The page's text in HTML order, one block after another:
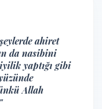
ahiret
da nasibini
yaptığı gibi
Allah